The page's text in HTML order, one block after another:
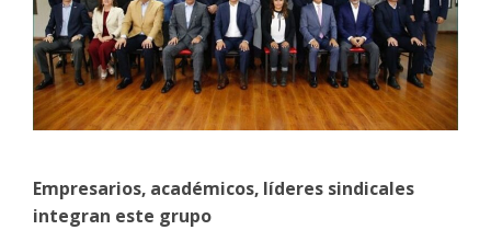
Empresarios, académicos, líderes sindicales
integran este grupo